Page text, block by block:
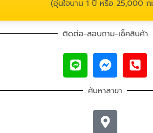
(อุ่นใจนาน 1 ปี หรือ 25,000 ก
ติดต่อ-สอบถาม-เช็คสินค้า
ค้นหาสาขา